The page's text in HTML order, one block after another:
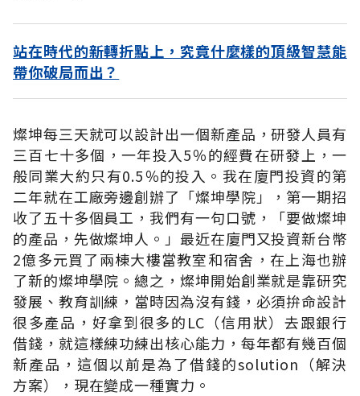
站在時代的新轉折點上，究竟什麼樣的頂級智慧能
帶你破局而出？
燦坤每三天就可以設計出一個新產品，研發人員有
三百七十多個，一年投入5％的經費在研發上，一
般同業大約只有0.5％的投入。我在廈門投資的第
二年就在工廠旁邊創辦了「燦坤學院」，第一期招
收了五十多個員工，我們有一句口號，「要做燦坤
的產品，先做燦坤人。」最近在廈門又投資新台幣
2億多元買了兩棟大樓當教室和宿舍，在上海也辦
了新的燦坤學院。總之，燦坤開始創業就是靠研究
發展、教育訓練，當時因為沒有錢，必須拚命設計
很多產品，好拿到很多的LC（信用狀）去跟銀行
借錢，就這樣練功練出核心能力，每年都有幾百個
新產品，這個以前是為了借錢的solution（解決
方案），現在變成一種實力。